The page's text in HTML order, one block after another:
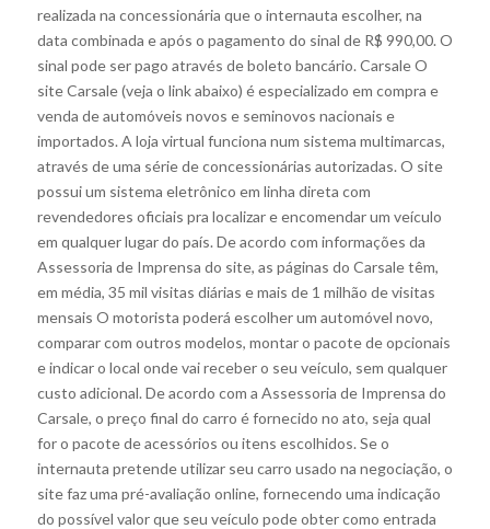
realizada na concessionária que o internauta escolher, na
data combinada e após o pagamento do sinal de R$ 990,00. O
sinal pode ser pago através de boleto bancário. Carsale O
site Carsale (veja o link abaixo) é especializado em compra e
venda de automóveis novos e seminovos nacionais e
importados. A loja virtual funciona num sistema multimarcas,
através de uma série de concessionárias autorizadas. O site
possui um sistema eletrônico em linha direta com
revendedores oficiais pra localizar e encomendar um veículo
em qualquer lugar do país. De acordo com informações da
Assessoria de Imprensa do site, as páginas do Carsale têm,
em média, 35 mil visitas diárias e mais de 1 milhão de visitas
mensais O motorista poderá escolher um automóvel novo,
comparar com outros modelos, montar o pacote de opcionais
e indicar o local onde vai receber o seu veículo, sem qualquer
custo adicional. De acordo com a Assessoria de Imprensa do
Carsale, o preço final do carro é fornecido no ato, seja qual
for o pacote de acessórios ou itens escolhidos. Se o
internauta pretende utilizar seu carro usado na negociação, o
site faz uma pré-avaliação online, fornecendo uma indicação
do possível valor que seu veículo pode obter como entrada